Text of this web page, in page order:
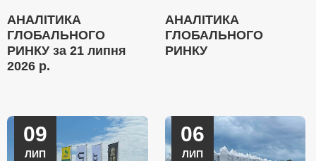
АНАЛІТИКА
ГЛОБАЛЬНОГО
РИНКУ за 21 липня
2026 р.
АНАЛІТИКА
ГЛОБАЛЬНОГО
РИНКУ
09
ЛИП
06
ЛИП